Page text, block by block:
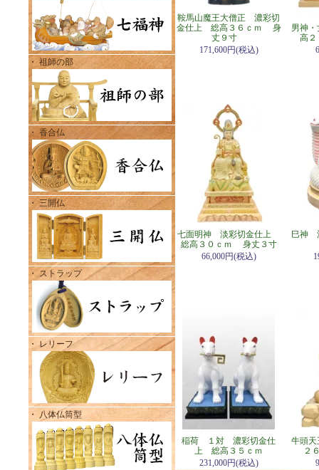
・ 祖師の部
・ 香合仏
・ 三開仏
・ ストラップ
・ レリーフ
・ 八体仏筒型
鞍馬山魔王大僧正 濃彩切
金仕上 総高３６ｃｍ 身
丈９寸
171,600円(税込)
男神
高
七面明神 淡彩切金仕上
総高３０ｃｍ 身丈３寸
66,000円(税込)
巳神
稲荷 １対 濃彩切金仕
上 総高３５ｃｍ
231,000円(税込)
牛頭
２